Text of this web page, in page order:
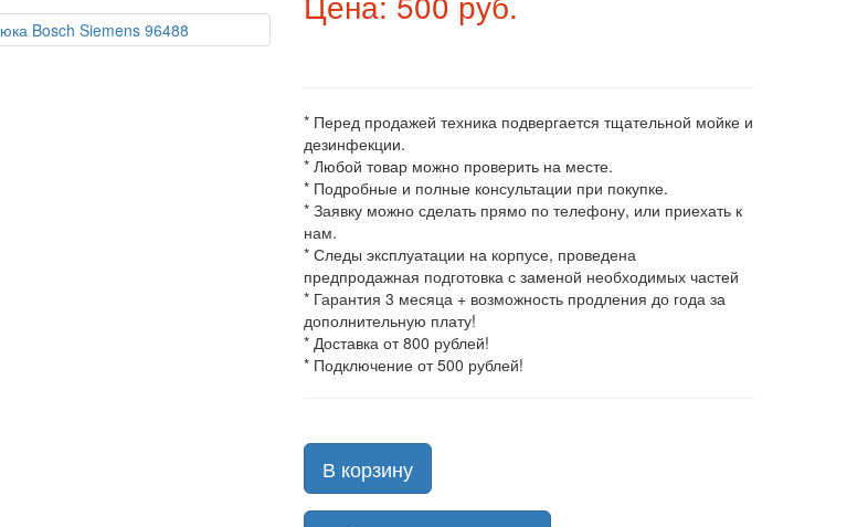
* Перед продажей техника подвергается тщательной мойке и
дезинфекции.
* Любой товар можно проверить на месте.
* Подробные и полные консультации при покупке.
* Заявку можно сделать прямо по телефону, или приехать к
нам.
* Следы эксплуатации на корпусе, проведена
предпродажная подготовка с заменой необходимых частей
* Гарантия 3 месяца + возможность продления до года за
дополнительную плату!
* Доставка от 800 рублей!
* Подключение от 500 рублей!
В корзину